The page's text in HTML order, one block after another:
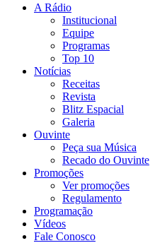
A Rádio
Institucional
Equipe
Programas
Top 10
Notícias
Receitas
Revista
Blitz Espacial
Galeria
Ouvinte
Peça sua Música
Recado do Ouvinte
Promoções
Ver promoções
Regulamento
Programação
Vídeos
Fale Conosco